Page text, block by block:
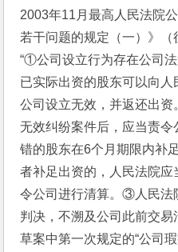
2003年11月最高人民法院
若干问题的规定（一）》
“①公司设立行为存在公司
已实际出资的股东可以向
公司设立无效，并返还出
无效纠纷案件后，应当责
错的股东在6个月期限内补
者补足出资的，人民法院应
令公司进行清算。③人民法
判决，不溯及公司此前交易
草案中第一次规定的“公司